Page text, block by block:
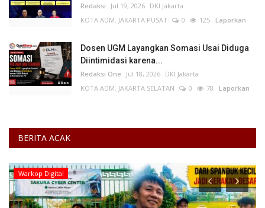
Redaksi Jul 19, 2026 DKI Jakarta
KOTA ADM. JAKARTA PUSAT
0 125 Laporkan
Dosen UGM Layangkan Somasi Usai Diduga
Diintimidasi karena...
Redaksi One Jul 18, 2026 DKI Jakarta
KOTA ADM. JAKARTA SELATAN
0 78 Laporkan
BERITA ACAK
Warkop Digital